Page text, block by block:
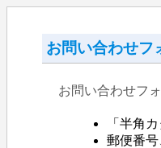
お問い合わせフ
お問い合わせフ
「半角
郵便番